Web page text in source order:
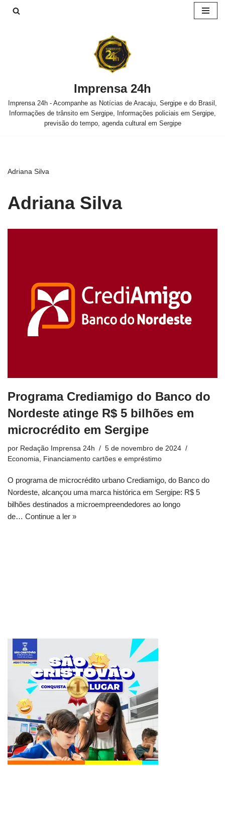
Imprensa 24h
Imprensa 24h - Acompanhe as Notícias de Aracaju, Sergipe e do Brasil,
Informações de trânsito em Sergipe, Informações policiais em Sergipe,
previsão do tempo, agenda cultural em Sergipe
Adriana Silva
Adriana Silva
Programa Crediamigo do Banco do
Nordeste atinge R$ 5 bilhões em
microcrédito em Sergipe
por Redação Imprensa 24h
5 de novembro de 2024
Economia
Financiamento cartões e empréstimo
O programa de microcrédito urbano Crediamigo, do Banco do
Nordeste, alcançou uma marca histórica em Sergipe: R$ 5
bilhões destinados a microempreendedores ao longo
de… Continue a ler »